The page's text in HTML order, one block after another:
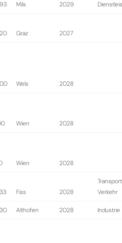
Mils 2029
Graz 2027
Wels 2028
Wien 2028
Wien 2028
Fiss 2028
Verkehr
Althofen 2028 Industrie